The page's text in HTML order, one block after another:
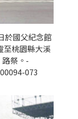
於國父紀念館
至桃園縣大溪
祭。-
073